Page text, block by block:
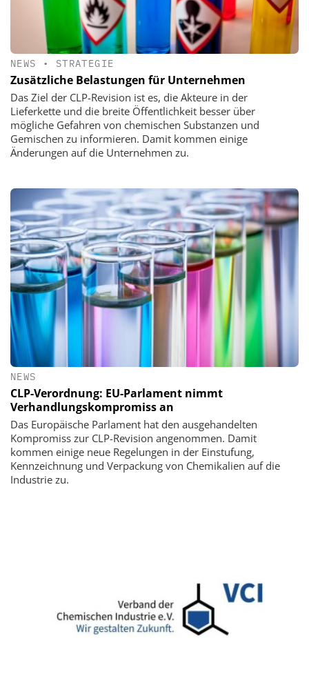
NEWS • STRATEGIE
Zusätzliche Belastungen für Unternehmen
Das Ziel der CLP-Revision ist es, die Akteure in der
Lieferkette und die breite Öffentlichkeit besser über
mögliche Gefahren von chemischen Substanzen und
Gemischen zu informieren. Damit kommen einige
Änderungen auf die Unternehmen zu.
NEWS
CLP-Verordnung: EU-Parlament nimmt
Verhandlungskompromiss an
Das Europäische Parlament hat den ausgehandelten
Kompromiss zur CLP-Revision angenommen. Damit
kommen einige neue Regelungen in der Einstufung,
Kennzeichnung und Verpackung von Chemikalien auf die
Industrie zu.